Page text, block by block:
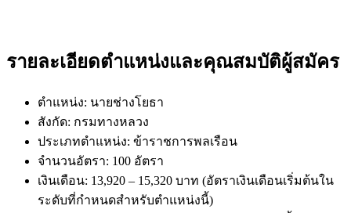
รายละเอียดตำแหน่งและคุณสมบัติผู้สมัคร
ตำแหน่ง: นายช่างโยธา
สังกัด: กรมทางหลวง
ประเภทตำแหน่ง: ข้าราชการพลเรือน
จำนวนอัตรา: 100 อัตรา
เงินเดือน: 13,920 – 15,320 บาท (อัตราเงินเดือนเริ่มต้นใน
ระดับที่กำหนดสำหรับตำแหน่งนี้)